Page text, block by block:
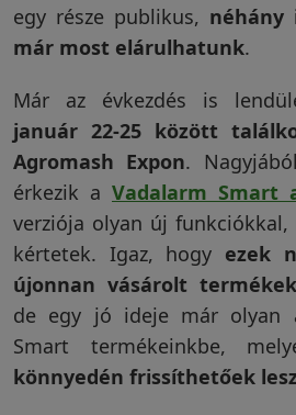
egy része publikus, néhány
már most elárulhatunk.
Már az évkezdés is
január 22-25 között
Agromash Expon.
érkezik a Vadalarm Smart
verziója olyan új
kértetek. Igaz, hogy ezek
újonnan vásárolt
de egy jó ideje már olyan
Smart termékeinkbe,
könnyedén frissíthetőek